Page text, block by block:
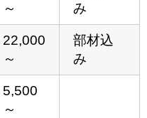
～
み
22,000
～
部材込
み
5,500
～